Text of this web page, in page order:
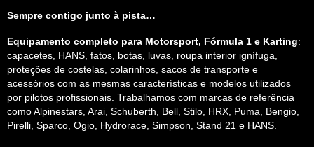
Sempre contigo junto à pista…
Equipamento completo para Motorsport, Fórmula 1 e Karting:
capacetes, HANS, fatos, botas, luvas, roupa interior ignífuga,
proteções de costelas, colarinhos, sacos de transporte e
acessórios com as mesmas características e modelos utilizados
por pilotos profissionais. Trabalhamos com marcas de referência
como Alpinestars, Arai, Schuberth, Bell, Stilo, HRX, Puma, Bengio,
Pirelli, Sparco, Ogio, Hydrorace, Simpson, Stand 21 e HANS.